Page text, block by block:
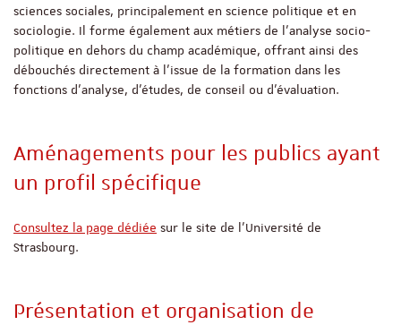
sciences sociales, principalement en science politique et en
sociologie. Il forme également aux métiers de l’analyse socio-
politique en dehors du champ académique, offrant ainsi des
débouchés directement à l’issue de la formation dans les
fonctions d’analyse, d’études, de conseil ou d’évaluation.
Aménagements pour les publics ayant
un profil spécifique
Consultez la page dédiée sur le site de l'Université de
Strasbourg.
Présentation et organisation de